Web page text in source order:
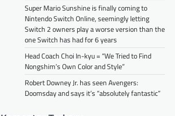
Super Mario Sunshine is finally coming to
Nintendo Switch Online, seemingly letting
Switch 2 owners play a worse version than the
one Switch has had for 6 years
Head Coach Choi In-kyu = “We Tried to Find
Nongshim’s Own Color and Style”
Robert Downey Jr. has seen Avengers:
Doomsday and says it’s “absolutely fantastic”